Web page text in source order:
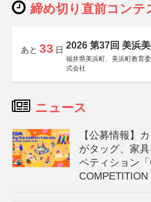
締め切り直前コンテ
あと 33 日 2026 第37回 美浜
福井県美浜町、美浜町教育
式会社
ニュース
【公募情報】
がタッグ、家
ペティション